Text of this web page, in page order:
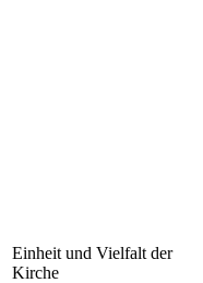
Einheit und Vielfalt der
Kirche